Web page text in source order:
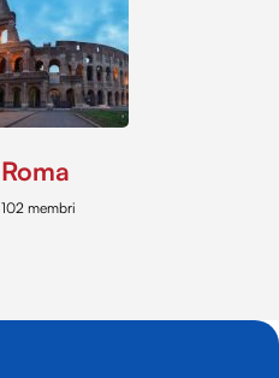
Roma
102 membri